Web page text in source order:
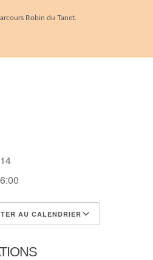
Robin du Tanet.
AU CALENDRIER